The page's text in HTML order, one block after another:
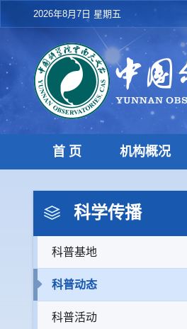
2026年8月7日 星期五
首 页 机构概况
科学传播
科普基地
科普动态
科普活动